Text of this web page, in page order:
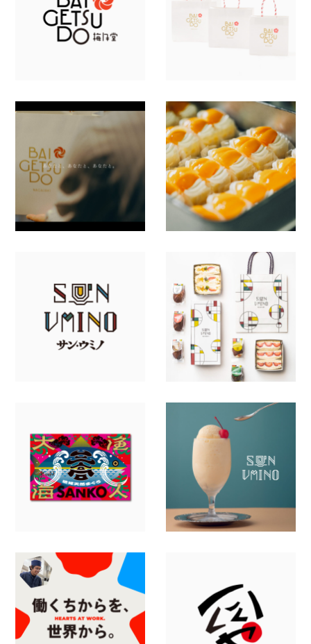
名刺・封筒・ショップカード
イラスト
コーポレートサイト
ランディングページ
サイン・看板
農園・牧場
病院・クリニック・医療
介護・福祉
スポーツ ホテル・旅館
酒造
製造・メーカー
学校・教育・保育
工業・インフラ・流通・交通
建築・住宅・不動産
アパレル・ファッション
美容・化粧品・健康
飲食店・食品
インテリア・日用品
行政・団体